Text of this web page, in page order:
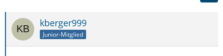
kberger999
Junior-Mitglied